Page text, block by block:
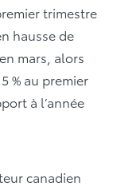
trimestre
hausse de
mars, alors
% au premier
à l’année
canadien